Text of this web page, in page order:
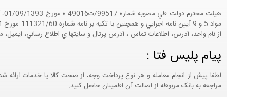
از نام واحد، آدرس، اطلاعات تماس ، آدرس پرتال و سايتها ي اطلاع رساني،
پیام پلیس فتا :
لطفا پیش از انجام معامله و هر نوع پرداخت وجه، از صحت کالا یا خدمات
مراجعه به بانک مربوطه از اصالت آن اطمینان حاصل کنید.